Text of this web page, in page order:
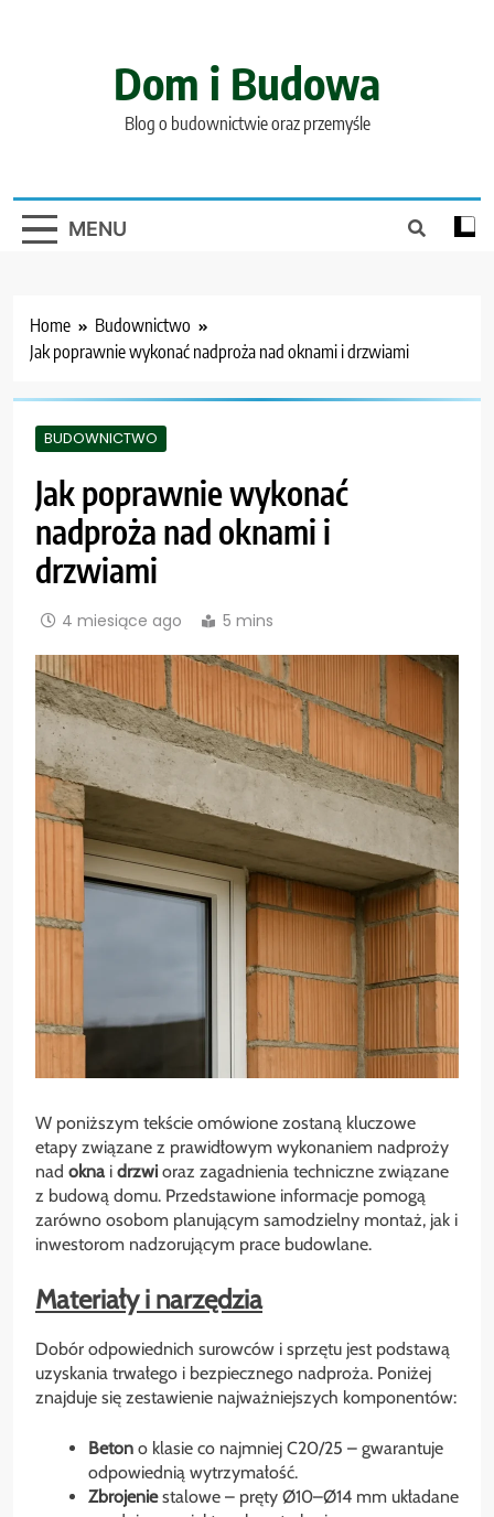
Dom i Budowa
Blog o budownictwie oraz przemyśle
MENU
Home
Budownictwo
Jak poprawnie wykonać nadproża nad oknami i drzwiami
BUDOWNICTWO
Jak poprawnie wykonać
nadproża nad oknami i
drzwiami
4 miesiące ago 5 mins
W poniższym tekście omówione zostaną kluczowe
etapy związane z prawidłowym wykonaniem nadproży
nad oknai drzwi oraz zagadnienia techniczne związane
z budową domu. Przedstawione informacje pomogą
zarówno osobom planującym samodzielny montaż, jak i
inwestorom nadzorującym prace budowlane.
Materiały i narzędzia
Dobór odpowiednich surowców i sprzętu jest podstawą
uzyskania trwałego i bezpiecznego nadproża. Poniżej
znajduje się zestawienie najważniejszych komponentów:
Beton o klasie co najmniej C20/25 – gwarantuje
odpowiednią wytrzymałość.
Zbrojeniestalowe – pręty Ø10–Ø14 mm układane